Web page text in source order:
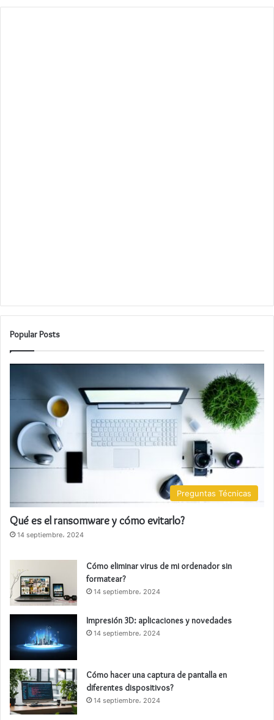
Popular Posts
Preguntas Técnicas
Qué es el ransomware y cómo evitarlo?
14 septiembre، 2024
Cómo eliminar virus de mi ordenador sin
formatear?
14 septiembre، 2024
Impresión 3D: aplicaciones y novedades
14 septiembre، 2024
Cómo hacer una captura de pantalla en
diferentes dispositivos?
14 septiembre، 2024